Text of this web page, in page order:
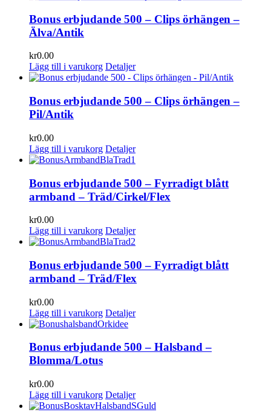
Bonus erbjudande 500 – Clips örhängen –
Älva/Antik
kr0.00
Lägg till i varukorg Detaljer
Bonus erbjudande 500 – Clips örhängen –
Pil/Antik
kr0.00
Lägg till i varukorg Detaljer
Bonus erbjudande 500 – Fyrradigt blått
armband – Träd/Cirkel/Flex
kr0.00
Lägg till i varukorg Detaljer
Bonus erbjudande 500 – Fyrradigt blått
armband – Träd/Flex
kr0.00
Lägg till i varukorg Detaljer
Bonus erbjudande 500 – Halsband –
Blomma/Lotus
kr0.00
Lägg till i varukorg Detaljer